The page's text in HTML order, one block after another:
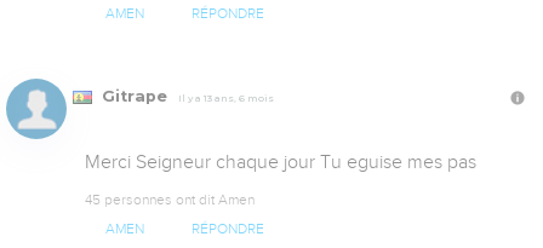
AMEN RÉPONDRE
Gitrape Il y a 13 ans, 6 mois
Merci Seigneur chaque jour Tu eguise mes pas
45 personnes ont dit Amen
AMEN RÉPONDRE